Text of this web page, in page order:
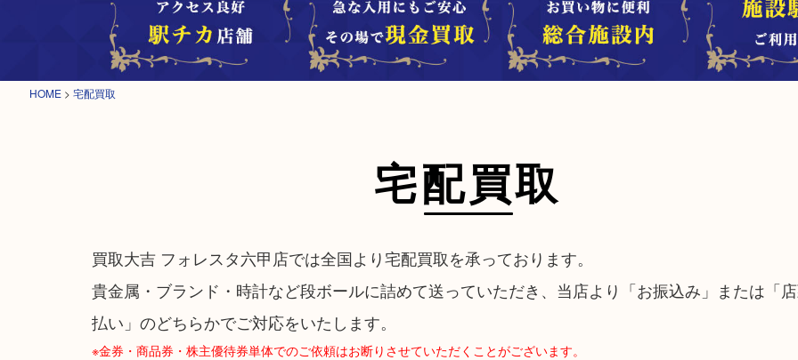
HOME > 宅配買取
宅配買取
買取大吉 フォレスタ六甲店では全国より宅配買取を承っております。
貴金属・ブランド・時計など段ボールに詰めて送っていただき、当店より「お振込み」または「
払い」のどちらかでご対応をいたします。
※金券・商品券・株主優待券単体でのご依頼はお断りさせていただくことがございます。